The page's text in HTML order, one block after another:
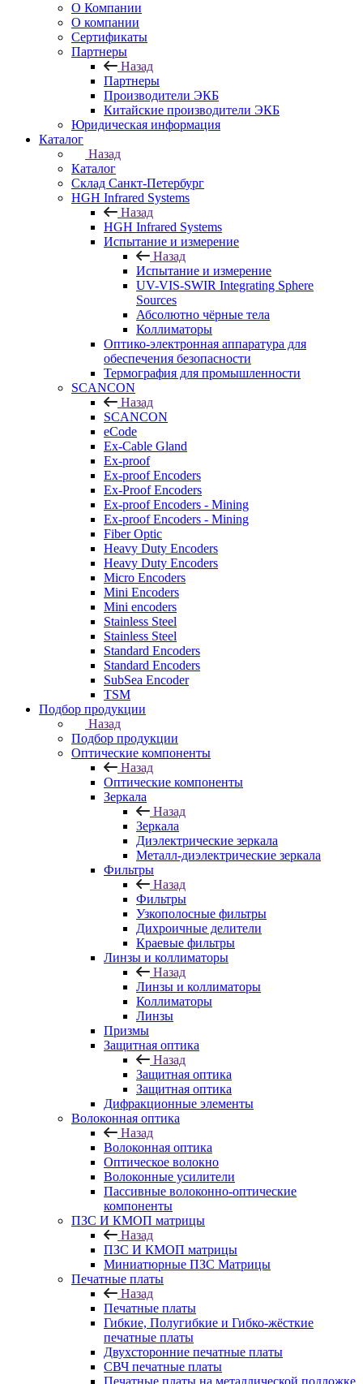
О Компании
О компании
Сертификаты
Партнеры
Назад
Партнеры
Производители ЭКБ
Китайские производители ЭКБ
Юридическая информация
Каталог
Назад
Каталог
Cклад Санкт-Петербург
HGH Infrared Systems
Назад
HGH Infrared Systems
Испытание и измерение
Назад
Испытание и измерение
UV-VIS-SWIR Integrating Sphere
Sources
Абсолютно чёрные тела
Коллиматоры
Оптико-электронная аппаратура для
обеспечения безопасности
Термография для промышленности
SCANCON
Назад
SCANCON
eCode
Ex-Cable Gland
Ex-proof
Ex-proof Encoders
Ex-Proof Encoders
Ex-proof Encoders - Mining
Ex-proof Encoders - Mining
Fiber Optic
Heavy Duty Encoders
Heavy Duty Encoders
Micro Encoders
Mini Encoders
Mini encoders
Stainless Steel
Stainless Steel
Standard Encoders
Standard Encoders
SubSea Encoder
TSM
Подбор продукции
Назад
Подбор продукции
Оптические компоненты
Назад
Оптические компоненты
Зеркала
Назад
Зеркала
Диэлектрические зеркала
Металл-диэлектрические зеркала
Фильтры
Назад
Фильтры
Узкополосные фильтры
Дихроичные делители
Краевые фильтры
Линзы и коллиматоры
Назад
Линзы и коллиматоры
Коллиматоры
Линзы
Призмы
Защитная оптика
Назад
Защитная оптика
Защитная оптика
Дифракционные элементы
Волоконная оптика
Назад
Волоконная оптика
Оптическое волокно
Волоконные усилители
Пассивные волоконно-оптические
компоненты
ПЗС И КМОП матрицы
Назад
ПЗС И КМОП матрицы
Миниатюрные ПЗС Матрицы
Печатные платы
Назад
Печатные платы
Гибкие, Полугибкие и Гибко-жёсткие
печатные платы
Двухсторонние печатные платы
СВЧ печатные платы
Печатные платы на металлической подложке